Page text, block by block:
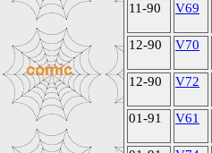
11-90 V69
12-90 V70
12-90 V72
01-91 V61